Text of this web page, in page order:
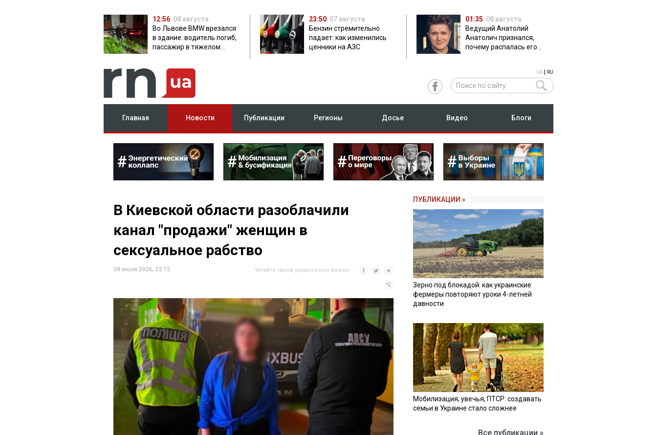
12:56 08 августа
Во Львове BMW врезался
в здание: водитель погиб,
пассажир в тяжелом
23:50 07 августа
Бензин стремительно
падает: как изменились
ценники на АЗС
01:35 08 августа
Ведущий Анатолий
Анатолич признался,
почему распалась его
UA RU
Главная Новости Публикации Регионы Досье Видео Блоги
В Киевской области разоблачили
канал "продажи" женщин в
сексуальное рабство
08 июня 2026, 22:15 Читайте також українською мовою
ПУБЛИКАЦИИ »
Зерно под блокадой: как украинские
фермеры повторяют уроки 4-летней
давности
Мобилизация, увечья, ПТСР: создавать
семьи в Украине стало сложнее
Все публикации »